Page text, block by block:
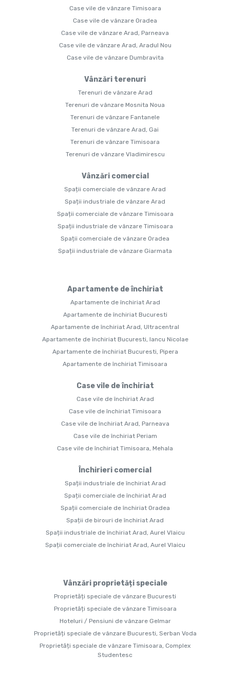
Case vile de vânzare Timisoara
Case vile de vânzare Oradea
Case vile de vânzare Arad, Parneava
Case vile de vânzare Arad, Aradul Nou
Case vile de vânzare Dumbravita
Vânzări terenuri
Terenuri de vânzare Arad
Terenuri de vânzare Mosnita Noua
Terenuri de vânzare Fantanele
Terenuri de vânzare Arad, Gai
Terenuri de vânzare Timisoara
Terenuri de vânzare Vladimirescu
Vânzări comercial
Spații comerciale de vânzare Arad
Spații industriale de vânzare Arad
Spații comerciale de vânzare Timisoara
Spații industriale de vânzare Timisoara
Spații comerciale de vânzare Oradea
Spații industriale de vânzare Giarmata
Apartamente de închiriat
Apartamente de închiriat Arad
Apartamente de închiriat Bucuresti
Apartamente de închiriat Arad, Ultracentral
Apartamente de închiriat Bucuresti, Iancu Nicolae
Apartamente de închiriat Bucuresti, Pipera
Apartamente de închiriat Timisoara
Case vile de închiriat
Case vile de închiriat Arad
Case vile de închiriat Timisoara
Case vile de închiriat Arad, Parneava
Case vile de închiriat Periam
Case vile de închiriat Timisoara, Mehala
Închirieri comercial
Spații industriale de închiriat Arad
Spații comerciale de închiriat Arad
Spații comerciale de închiriat Oradea
Spații de birouri de închiriat Arad
Spații industriale de închiriat Arad, Aurel Vlaicu
Spații comerciale de închiriat Arad, Aurel Vlaicu
Vânzări proprietăți speciale
Proprietăți speciale de vânzare Bucuresti
Proprietăți speciale de vânzare Timisoara
Hoteluri / Pensiuni de vânzare Gelmar
Proprietăți speciale de vânzare Bucuresti, Serban Voda
Proprietăți speciale de vânzare Timisoara, Complex
Studentesc